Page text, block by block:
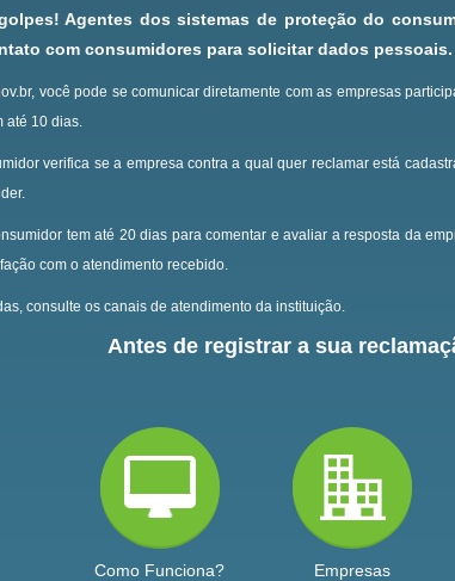
Agentes dos sistemas de proteção do
com consumidores para solicitar dados pessoais.
você pode se comunicar diretamente com as empresas
até 10 dias.
verifica se a empresa contra a qual quer reclamar está
tem até 20 dias para comentar e avaliar a resposta da
com o atendimento recebido.
consulte os canais de atendimento da instituição.
Antes de registrar a sua
Como Funciona?
Empresas